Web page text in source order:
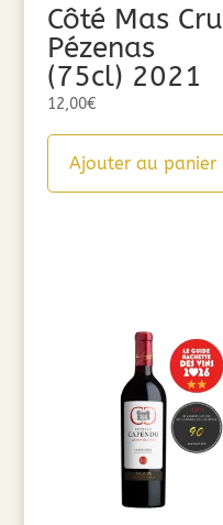
Côté Mas Cru
Pézenas
(75cl) 2021
12,00€
Ajouter au panier